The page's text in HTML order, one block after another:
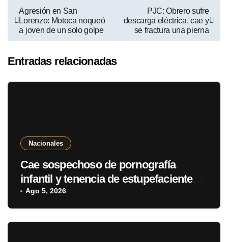
Agresión en San
Lorenzo: Motoca noqueó
a joven de un solo golpe
PJC: Obrero sufre
descarga eléctrica, cae y
se fractura una pierna
Entradas relacionadas
Nacionales
Cae sospechoso de pornografía
infantil y tenencia de estupefacientes
en Fernando de la Mora
Ago 5, 2026